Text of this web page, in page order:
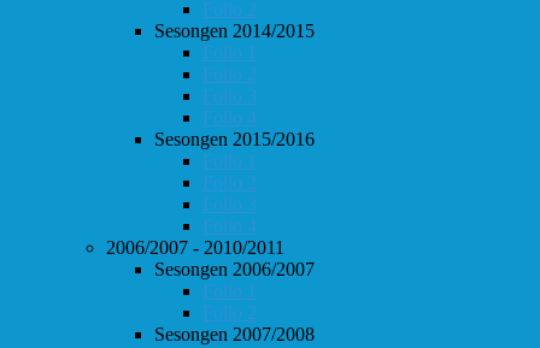
Follo 2
Sesongen 2014/2015
Follo 1
Follo 2
Follo 3
Follo 4
Sesongen 2015/2016
Follo 1
Follo 2
Follo 3
Follo 4
2006/2007 - 2010/2011
Sesongen 2006/2007
Follo 1
Follo 2
Sesongen 2007/2008